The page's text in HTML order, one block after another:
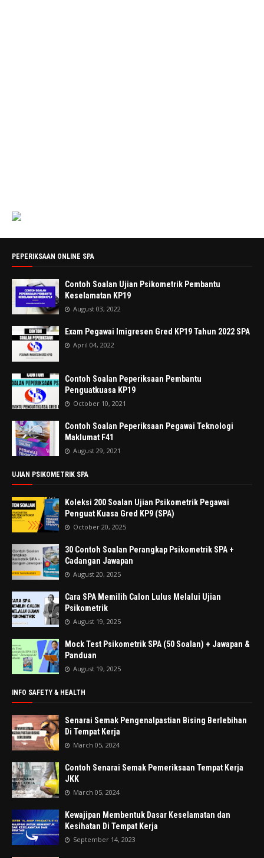
PEPERIKSAAN ONLINE SPA
Contoh Soalan Ujian Psikometrik Pembantu
Keselamatan KP19
August 03, 2022
Exam Pegawai Imigresen Gred KP19 Tahun 2022 SPA
April 04, 2022
Contoh Soalan Peperiksaan Pembantu
Penguatkuasa KP19
October 10, 2021
Contoh Soalan Peperiksaan Pegawai Teknologi
Maklumat F41
August 29, 2021
UJIAN PSIKOMETRIK SPA
Koleksi 200 Soalan Ujian Psikometrik Pegawai
Penguat Kuasa Gred KP9 (SPA)
October 20, 2025
30 Contoh Soalan Perangkap Psikometrik SPA +
Cadangan Jawapan
August 20, 2025
Cara SPA Memilih Calon Lulus Melalui Ujian
Psikometrik
August 19, 2025
Mock Test Psikometrik SPA (50 Soalan) + Jawapan &
Panduan
August 19, 2025
INFO SAFETY & HEALTH
Senarai Semak Pengenalpastian Bising Berlebihan
Di Tempat Kerja
March 05, 2024
Contoh Senarai Semak Pemeriksaan Tempat Kerja
JKK
March 05, 2024
Kewajipan Membentuk Dasar Keselamatan dan
Kesihatan Di Tempat Kerja
September 14, 2023